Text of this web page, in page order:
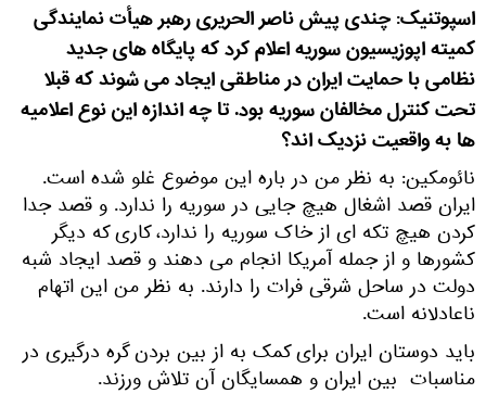
اسپوتنیک: چندی پیش ناصر الحریری رهبر هیأت نمایندگی
کمیته اپوزیسیون سوریه اعلام کرد که پایگاه های جدید
نظامی با حمایت ایران در مناطقی ایجاد می شوند که قبلا
تحت کنترل مخالفان سوریه بود. تا چه اندازه این نوع اعلامیه
ها به واقعیت نزدیک اند؟
نائومکین: به نظر من در باره این موضوع غلو شده است.
ایران قصد اشغال هیچ جایی در سوریه را ندارد. و قصد جدا
کردن هیچ تکه ای از خاک سوریه را ندارد، کاری که دیگر
کشورها و از جمله آمریکا انجام می دهند و قصد ایجاد شبه
دولت در ساحل شرقی فرات را دارند. به نظر من این اتهام
ناعادلانه است.
باید دوستان ایران برای کمک به از بین بردن گره درگیری در
مناسبات بین ایران و همسایگان آن تلاش ورزند.